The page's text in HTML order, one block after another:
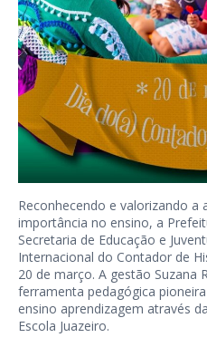
Reconhecendo e valorizando a
importância no ensino, a
Secretaria de Educação e
Internacional do Contador de
20 de março. A gestão Suzana
ferramenta pedagógica
ensino aprendizagem através
Escola Juazeiro.